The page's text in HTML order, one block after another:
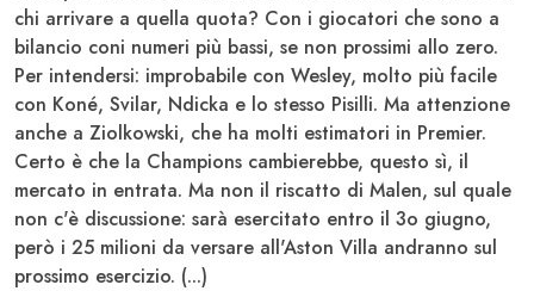
chi arrivare a quella quota? Con i giocatori che sono a
bilancio coni numeri più bassi, se non prossimi allo zero.
Per intendersi: improbabile con Wesley, molto più facile
con Koné, Svilar, Ndicka e lo stesso Pisilli. Ma attenzione
anche a Ziolkowski, che ha molti estimatori in Premier.
Certo è che la Champions cambierebbe, questo sì, il
mercato in entrata. Ma non il riscatto di Malen, sul quale
non c'è discussione: sarà esercitato entro il 3o giugno,
però i 25 milioni da versare all'Aston Villa andranno sul
prossimo esercizio. (...)